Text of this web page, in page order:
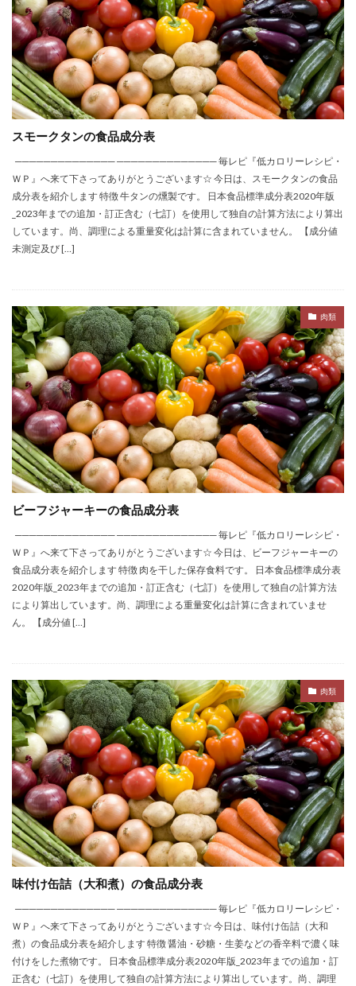
スモークタンの食品成分表
────────────── ────────────── 毎レピ『低カロリーレシピ・
ＷＰ』へ来て下さってありがとうございます☆ 今日は、スモークタンの食品
成分表を紹介します 特徴 牛タンの燻製です。 日本食品標準成分表2020年版
_2023年までの追加・訂正含む（七訂）を使用して独自の計算方法により算出
しています。尚、調理による重量変化は計算に含まれていません。 【成分値
未測定及び […]
肉類
ビーフジャーキーの食品成分表
────────────── ────────────── 毎レピ『低カロリーレシピ・
ＷＰ』へ来て下さってありがとうございます☆ 今日は、ビーフジャーキーの
食品成分表を紹介します 特徴 肉を干した保存食料です。 日本食品標準成分表
2020年版_2023年までの追加・訂正含む（七訂）を使用して独自の計算方法
により算出しています。尚、調理による重量変化は計算に含まれていませ
ん。 【成分値 […]
肉類
味付け缶詰（大和煮）の食品成分表
────────────── ────────────── 毎レピ『低カロリーレシピ・
ＷＰ』へ来て下さってありがとうございます☆ 今日は、味付け缶詰（大和
煮）の食品成分表を紹介します 特徴 醤油・砂糖・生姜などの香辛料で濃く味
付けをした煮物です。 日本食品標準成分表2020年版_2023年までの追加・訂
正含む（七訂）を使用して独自の計算方法により算出しています。尚、調理